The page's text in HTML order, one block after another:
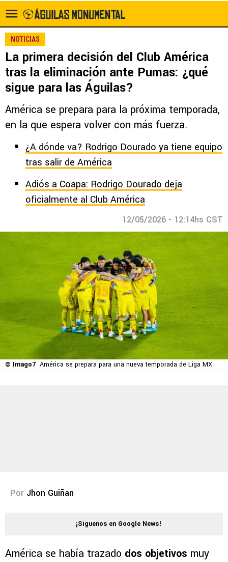
NOTICIAS
La primera decisión del Club América
tras la eliminación ante Pumas: ¿qué
sigue para las Águilas?
América se prepara para la próxima temporada,
en la que espera volver con más fuerza.
¿A dónde va? Rodrigo Dourado ya tiene equipo
tras salir de América
Adiós a Coapa: Rodrigo Dourado deja
oficialmente al Club América
12/05/2026 - 12:14hs CST
© Imago7 América se prepara para una nueva temporada de Liga MX
Por Jhon Guiñan
¡Síguenos en Google News!
América se había trazado dos objetivos muy